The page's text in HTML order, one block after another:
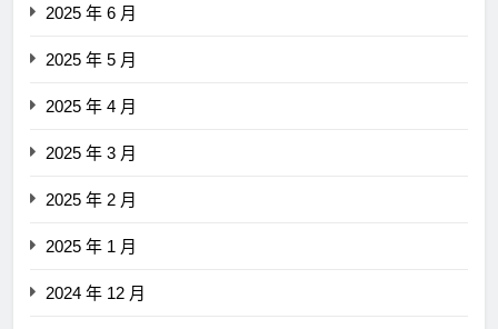
2025 年 6 月
2025 年 5 月
2025 年 4 月
2025 年 3 月
2025 年 2 月
2025 年 1 月
2024 年 12 月